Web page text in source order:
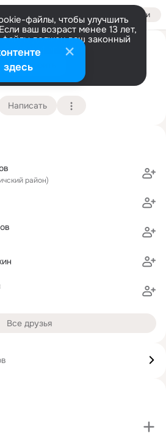
Войти
файлы, чтобы улучшить
ваш возраст менее 13 лет,
файлы должен ваш законный
информации
Настроить
Южанин
16 октября (46 лет)
cредняя школа
Подробнее
Написать
район)
Все друзья